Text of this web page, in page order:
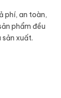
phí, an toàn,
phẩm đều
sản xuất.